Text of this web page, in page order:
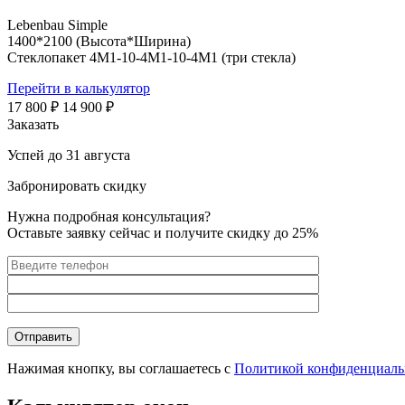
Lebenbau Simple
1400*2100 (Высота*Ширина)
Стеклопакет 4М1-10-4М1-10-4М1 (три стекла)
Перейти в калькулятор
17 800 ₽ 14 900 ₽
Заказать
Успей до 31 августа
Забронировать скидку
Нужна подробная консультация?
Оставьте заявку сейчас и получите скидку до 25%
Нажимая кнопку, вы соглашаетесь с Политикой